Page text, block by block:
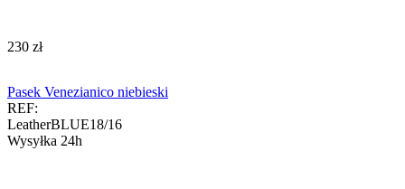
‍230‍ zł
Pasek Venezianico niebieski
REF:
LeatherBLUE18/16
Wysyłka 24h